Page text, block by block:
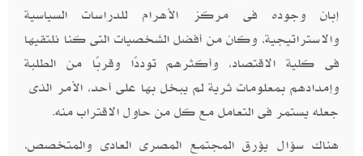
إبان وجوده فى مركز الأهرام للدراسات السياسية
والاستراتيجية، وكان من أفضل الشخصيات التى كنا نلتقيها
فى كلية الاقتصاد، وأكثرهم توددًا وقربًا من الطلبة
وإمدادهم بمعلومات ثرية لم يبخل بها على أحد، الأمر الذى
جعله يستمر فى التعامل مع كل من حاول الاقتراب منه.
هناك سؤال يؤرق المجتمع المصرى العادى والمتخصص،